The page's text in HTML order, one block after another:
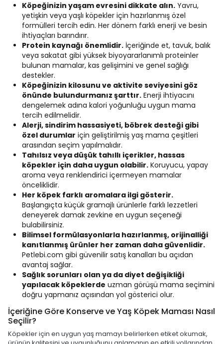
Köpeğinizin yaşam evresini dikkate alın. Yavru,
yetişkin veya yaşlı köpekler için hazırlanmış özel
formülleri tercih edin. Her dönem farklı enerji ve besin
ihtiyaçları barındırır.
Protein kaynağı önemlidir. İçeriğinde et, tavuk, balık
veya sakatat gibi yüksek biyoyararlanımlı proteinler
bulunan mamalar, kas gelişimini ve genel sağlığı
destekler.
Köpeğinizin kilosunu ve aktivite seviyesini göz
önünde bulundurmanız şarttır. Enerji ihtiyacını
dengelemek adına kalori yoğunluğu uygun mama
tercih edilmelidir.
Alerji, sindirim hassasiyeti, böbrek desteği gibi
özel durumlar için geliştirilmiş yaş mama çeşitleri
arasından seçim yapılmalıdır.
Tahılsız veya düşük tahıllı içerikler, hassas
köpekler için daha uygun olabilir. Koruyucu, yapay
aroma veya renklendirici içermeyen mamalar
önceliklidir.
Her köpek farklı aromalara ilgi gösterir.
Başlangıçta küçük gramajlı ürünlerle farklı lezzetleri
deneyerek damak zevkine en uygun seçeneği
bulabilirsiniz.
Bilimsel formülasyonlarla hazırlanmış, orijinalliği
kanıtlanmış ürünler her zaman daha güvenlidir.
Petlebi.com gibi güvenilir satış kanalları bu açıdan
avantaj sağlar.
Sağlık sorunları olan ya da diyet değişikliği
yapılacak köpeklerde uzman görüşü mama seçimini
doğru yapmanız açısından yol gösterici olur.
İçeriğine Göre Konserve ve Yaş Köpek Maması Nasıl
Seçilir?
Köpekler için en uygun yaş mamayı belirlerken etiket okumak,